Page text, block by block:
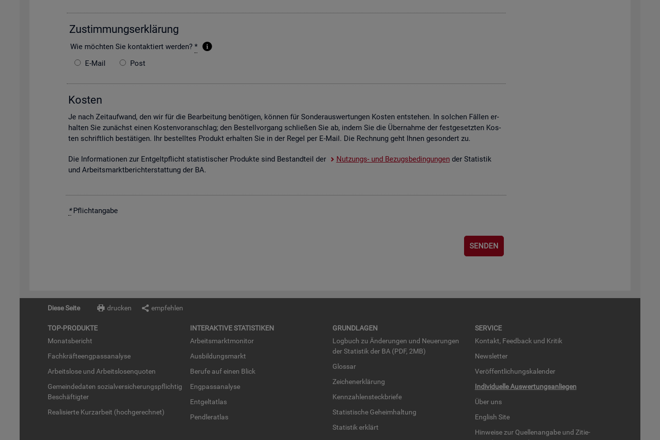
Zu­stim­mungs­er­klä­rung
Wie möch­ten Sie kon­tak­tiert wer­den? *
E-Mail
Post
Kos­ten
Je nach Zeit­auf­wand, den wir für die Be­ar­bei­tung be­nö­ti­gen, kön­nen für Son­der­aus­wer­tun­gen Kos­ten ent­ste­hen. In sol­chen Fäl­len er­
hal­ten Sie zu­nächst einen Kos­ten­vor­anschlag; den Be­stell­vor­gang schlie­ßen Sie ab, indem Sie die Über­nah­me der fest­ge­setz­ten Kos­
ten schrift­lich be­stä­ti­gen. Ihr be­stell­tes Pro­dukt er­hal­ten Sie in der Regel per E-Mail. Die Rech­nung geht Ihnen ge­son­dert zu.
Die In­for­ma­tio­nen zur Ent­gelt­pflicht sta­tis­ti­scher Pro­duk­te sind Be­stand­teil der Nut­zungs- und Be­zugs­be­din­gun­gender Sta­tis­tik
und Ar­beits­markt­be­richt­erstat­tung der BA.
*Pflicht­an­ga­be
Diese Seite drucken empfehlen
TOP-PRO­DUK­TE
Mo­nats­be­richt
Fach­kräf­te­eng­pass­ana­ly­se
Ar­beits­lo­se und Ar­beits­lo­sen­quo­ten
Ge­mein­de­da­ten so­zi­al­ver­si­che­rungs­pflich­tig
Be­schäf­tig­ter
Rea­li­sier­te Kurz­ar­beit (hoch­ge­rech­net)
IN­TER­AK­TI­VE STA­TIS­TI­KEN
Ar­beits­markt­mo­ni­tor
Aus­bil­dungs­markt
Be­ru­fe auf einen Blick
Eng­pass­ana­ly­se
Ent­gel­t­at­las
Pend­ler­at­las
GRUND­LA­GEN
Log­buch zu Än­de­run­gen und Neue­run­gen
der Sta­tis­tik der BA (PDF, 2MB)
Glos­sar
Zei­chen­er­klä­rung
Kenn­zah­len­steck­brie­fe
Sta­tis­ti­sche Ge­heim­hal­tung
Sta­tis­tik er­klärt
SER­VICE
Kon­takt, Feed­back und Kri­tik
News­let­ter
Ver­öf­fent­li­chungs­ka­len­der
In­di­vi­du­el­le Aus­wer­tungs­an­lie­gen
Über uns
English Site
Hin­wei­se zur Quel­len­an­ga­be und Zi­tie­